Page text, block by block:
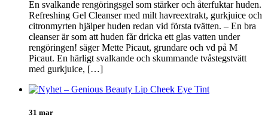
En svalkande rengöringsgel som stärker och återfuktar huden.
Refreshing Gel Cleanser med milt havreextrakt, gurkjuice och
citronmyrten hjälper huden redan vid första tvätten. – En bra
cleanser är som att huden får dricka ett glas vatten under
rengöringen! säger Mette Picaut, grundare och vd på M
Picaut. En härligt svalkande och skummande tvåstegstvätt
med gurkjuice, […]
31 mar